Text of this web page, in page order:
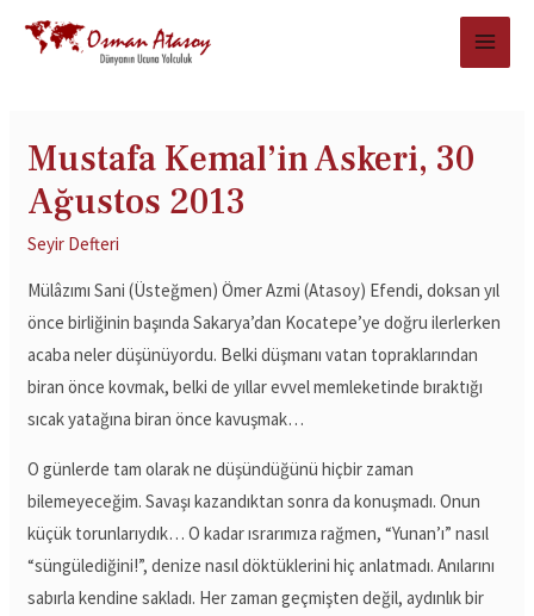
Mustafa Kemal’in Askeri, 30
Ağustos 2013
Seyir Defteri
Mülâzımı Sani (Üsteğmen) Ömer Azmi (Atasoy) Efendi, doksan yıl
önce birliğinin başında Sakarya’dan Kocatepe’ye doğru ilerlerken
acaba neler düşünüyordu. Belki düşmanı vatan topraklarından
biran önce kovmak, belki de yıllar evvel memleketinde bıraktığı
sıcak yatağına biran önce kavuşmak…
O günlerde tam olarak ne düşündüğünü hiçbir zaman
bilemeyeceğim. Savaşı kazandıktan sonra da konuşmadı. Onun
küçük torunlarıydık… O kadar ısrarımıza rağmen, “Yunan’ı” nasıl
“süngülediğini!”, denize nasıl döktüklerini hiç anlatmadı. Anılarını
sabırla kendine sakladı. Her zaman geçmişten değil, aydınlık bir